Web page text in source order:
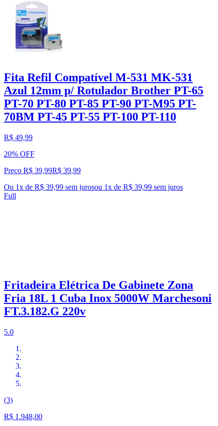
Fita Refil Compatível M-531 MK-531
Azul 12mm p/ Rotulador Brother PT-65
PT-70 PT-80 PT-85 PT-90 PT-M95 PT-
70BM PT-45 PT-55 PT-100 PT-110
R$ 49,99
20% OFF
Preço R$ 39,99R$ 39,99
Ou 1x de R$ 39,99 sem jurosou 1x de R$ 39,99 sem juros
Full
Fritadeira Elétrica De Gabinete Zona
Fria 18L 1 Cuba Inox 5000W Marchesoni
FT.3.182.G 220v
5.0
(3)
R$ 1.948,00